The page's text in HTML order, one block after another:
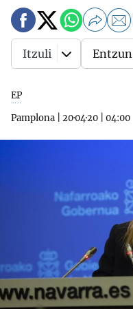
EP
Pamplona
20·04·20 04:00
Itzuli Entzun